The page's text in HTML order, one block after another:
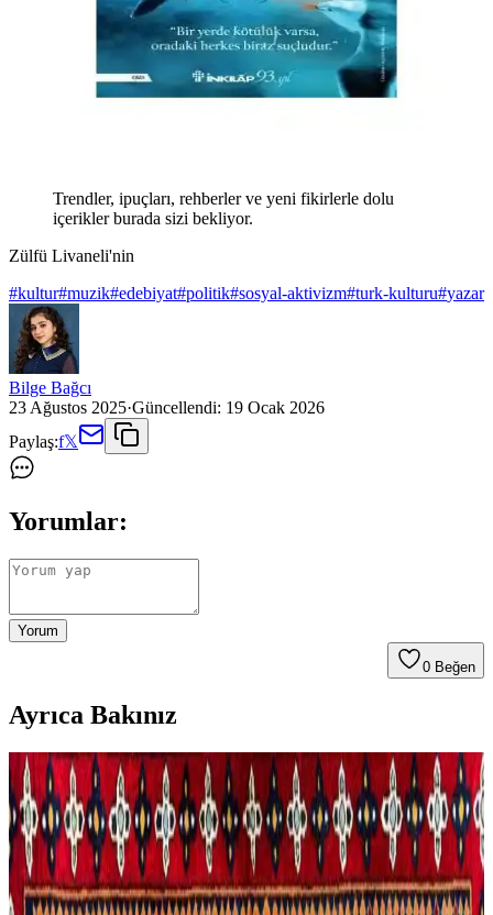
Trendler, ipuçları, rehberler ve yeni fikirlerle dolu
içerikler burada sizi bekliyor.
Zülfü Livaneli'nin
#kultur#muzik#edebiyat#politik#sosyal-aktivizm#turk-kulturu#yazar
Bilge Bağcı
23 Ağustos 2025·Güncellendi: 19 Ocak 2026
Paylaş:f𝕏
Yorumlar:
Yorum
0 Beğen
Ayrıca Bakınız
Boho Maksimalist Oturma Odası Tasarımında
Bitkiler ve Renklerin Rolü
Boho maksimalist oturma odasında turuncu duvarlar, kültürel
maskeler, canlı bitkiler ve doğru halı seçimiyle sıcak, dengeli ve
estetik bir yaşam alanı oluşturuluyor.